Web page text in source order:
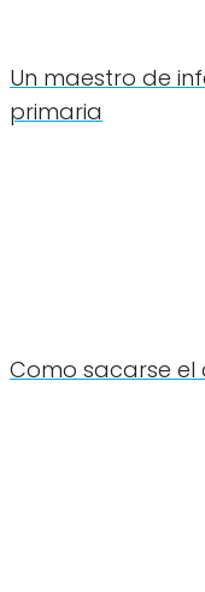
Un maestro de
primaria
Como sacarse